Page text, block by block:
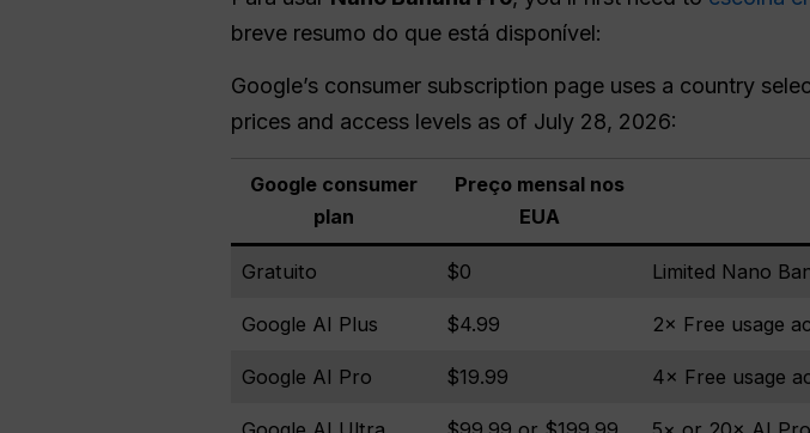
breve resumo do que está disponível:
Google’s consumer subscription page uses a country
prices and access levels as of July 28, 2026:
Google consumer
plan
Preço mensal nos
EUA
Gratuito $0 Limited Nano
Google AI Plus $4.99 2× Free usage
Google AI Pro $19.99 4× Free usage